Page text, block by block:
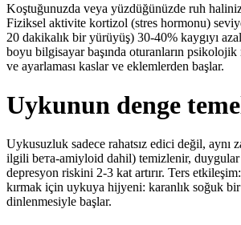
Koştuğunuzda veya yüzdüğünüzde ruh
Fiziksel aktivite kortizol (stres hormonu)
20 dakikalık bir yürüyüş) 30-40% kaygıyı
boyu bilgisayar başında oturanların
ve ayarlaması kaslar ve eklemlerden başlar.
Uykunun denge
Uykusuzluk sadece rahatsız edici değil, aynı
ilgili bета-amiyloid dahil) temizlenir,
depresyon riskini 2-3 kat artırır. Ters
kırmak için uykuya hijyeni: karanlık soğuk
dinlenmesiyle başlar.